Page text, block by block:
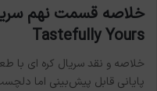
خلاصه قسمت نهم
Tastefully Yours
پایانی قابل پیش‌بینی اما